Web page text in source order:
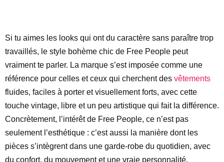
Si tu aimes les looks qui ont du caractère sans paraître trop
travaillés, le style bohème chic de Free People peut
vraiment te parler. La marque s’est imposée comme une
référence pour celles et ceux qui cherchent des vêtements
fluides, faciles à porter et visuellement forts, avec cette
touche vintage, libre et un peu artistique qui fait la différence.
Concrètement, l’intérêt de Free People, ce n’est pas
seulement l’esthétique : c’est aussi la manière dont les
pièces s’intègrent dans une garde-robe du quotidien, avec
du confort, du mouvement et une vraie personnalité.